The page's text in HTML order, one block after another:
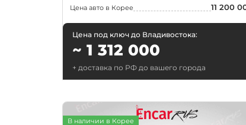
Цена авто в Корее 11 200
Цена под ключ до Владивостока:
~ 1 312 000
+ доставка по РФ до вашего города
В наличии в Корее